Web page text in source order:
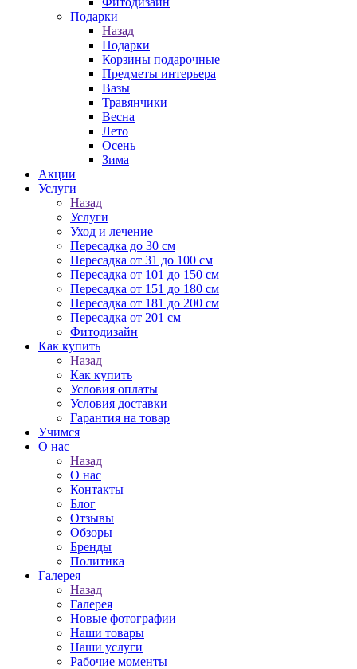
Подарки
Назад
Подарки
Корзины подарочные
Предметы интерьера
Вазы
Травянчики
Весна
Лето
Осень
Зима
Акции
Услуги
Назад
Услуги
Уход и лечение
Пересадка до 30 см
Пересадка от 31 до 100 см
Пересадка от 101 до 150 см
Пересадка от 151 до 180 см
Пересадка от 181 до 200 см
Пересадка от 201 см
Фитодизайн
Как купить
Назад
Как купить
Условия оплаты
Условия доставки
Гарантия на товар
Учимся
О нас
Назад
О нас
Контакты
Блог
Отзывы
Обзоры
Бренды
Политика
Галерея
Назад
Галерея
Новые фотографии
Наши товары
Наши услуги
Рабочие моменты